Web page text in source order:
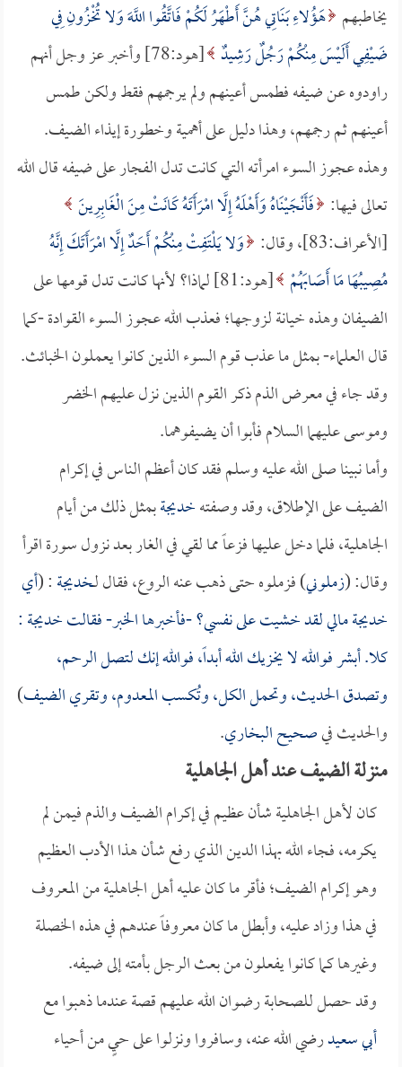
يخاطبهم هَؤُلاءِ بَنَاتِي هُنَّ أَطْهَرُ لَكُمْ فَاتَّقُوا اللَّهَ وَلا تُخْزُونِ فِي
ضَيْفِي أَلَيْسَ مِنْكُمْ رَجُلٌ رَشِيدٌ
[هود:78] وأخبر عز وجل أنهم
راودوه عن ضيفه فطمس أعينهم ولم يرجمهم فقط ولكن طمس
أعينهم ثم رجمهم، وهذا دليل على أهمية وخطورة إيذاء الضيف.
وهذه عجوز السوء امرأته التي كانت تدل الفجار على ضيفه قال الله
تعالى فيها: فَأَنْجَيْنَاهُ وَأَهْلَهُ إِلَّا امْرَأَتَهُ كَانَتْ مِنَ الْغَابِرِينَ
[الأعراف:83]، وقال:
وَلا يَلْتَفِتْ مِنْكُمْ أَحَدٌ إِلَّا امْرَأَتَكَ إِنَّهُ
مُصِيبُهَا مَا أَصَابَهُمْ
[هود:81] لماذا؟ لأنها كانت تدل قومها على
الضيفان وهذه خيانة لزوجها؛ فعذب الله عجوز السوء القوادة -كما
قال العلماء- بمثل ما عذب قوم السوء الذين كانوا يعملون الخبائث.
وقد جاء في معرض الذم ذكر القوم الذين نزل عليهم الخضر
وموسى عليهما السلام فأبوا أن يضيفوهما.
وأما نبينا صلى الله عليه وسلم فقد كان أعظم الناس في إكرام
الضيف على الإطلاق، وقد وصفتهخديجةبمثل ذلك من أيام
الجاهلية، فلما دخل عليها فزعاً مما لقي في الغار بعد نزول سورة اقرأ
وقال: (زملوني) فزملوه حتى ذهب عنه الروع، فقال لـخديجة: (أي
خديجةمالي لقد خشيت على نفسي؟ -فأخبرها الخبر- فقالتخديجة:
كلا. أبشر فوالله لا يخزيك الله أبداً، فوالله إنك لتصل الرحم،
وتصدق الحديث، وتحمل الكل، وتُكسب المعدوم، وتقري الضيف)
والحديث فيصحيح البخاري.
منزلة الضيف عند أهل الجاهلية
كان لأهل الجاهلية شأن عظيم في إكرام الضيف والذم فيمن لم
يكرمه، فجاء الله بهذا الدين الذي رفع شأن هذا الأدب العظيم
وهو إكرام الضيف؛ فأقر ما كان عليه أهل الجاهلية من المعروف
في هذا وزاد عليه، وأبطل ما كان معروفاً عندهم في هذه الخصلة
وغيرها كما كانوا يفعلون من بعث الرجل بأمته إلى ضيفه.
وقد حصل للصحابة رضوان الله عليهم قصة عندما ذهبوا مع
أبي سعيدرضي الله عنه، وسافروا ونزلوا على حيٍ من أحياء